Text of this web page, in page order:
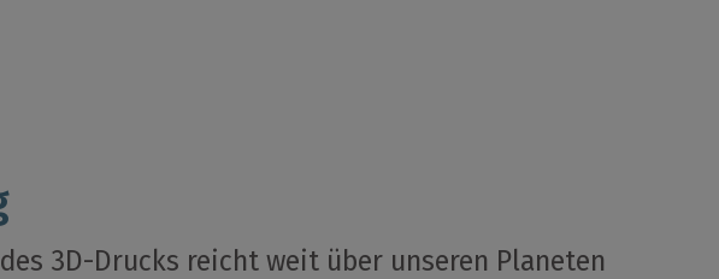
3D-Drucks reicht weit über unseren Planeten